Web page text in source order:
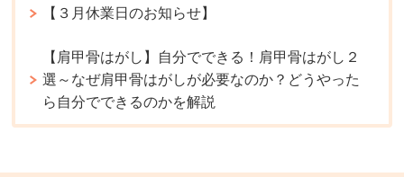
【３月休業日のお知らせ】
【肩甲骨はがし】自分でできる！肩甲骨はがし２
選～なぜ肩甲骨はがしが必要なのか？どうやった
ら自分でできるのかを解説